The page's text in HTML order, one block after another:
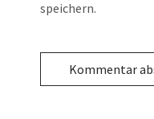
speichern.